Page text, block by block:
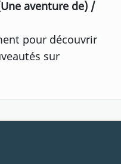
aventure de) /
pour découvrir
sur